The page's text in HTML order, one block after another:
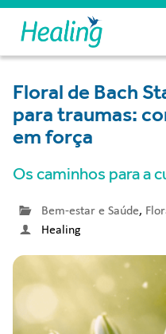
Floral de Bach
para traumas:
em força
Os caminhos para a
Bem-estar e Saúde,
Healing